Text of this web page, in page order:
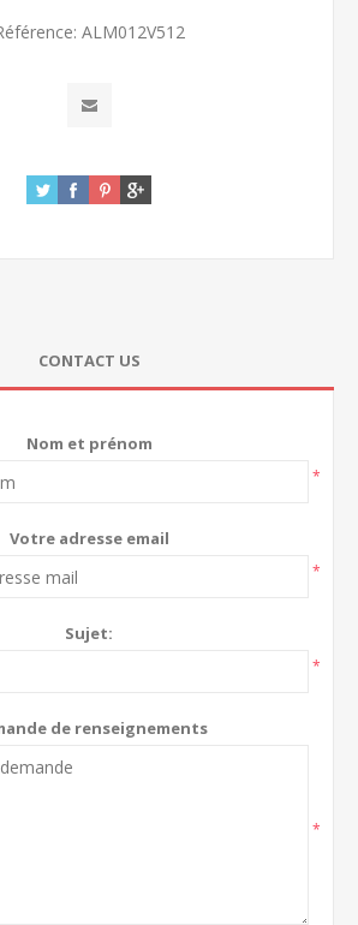
ALM012V512
CONTACT US
Nom et prénom
*
Votre adresse email
*
Sujet:
*
de renseignements
*